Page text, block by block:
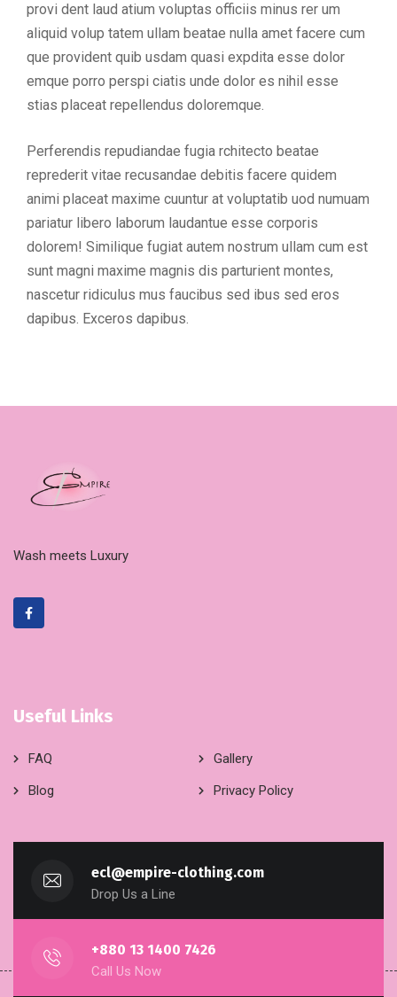
provi dent laud atium voluptas officiis minus rer um
aliquid volup tatem ullam beatae nulla amet facere cum
que provident quib usdam quasi expdita esse dolor
emque porro perspi ciatis unde dolor es nihil esse
stias placeat repellendus doloremque.
Perferendis repudiandae fugia rchitecto beatae
reprederit vitae recusandae debitis facere quidem
animi placeat maxime cuuntur at voluptatib uod numuam
pariatur libero laborum laudantue esse corporis
dolorem! Similique fugiat autem nostrum ullam cum est
sunt magni maxime magnis dis parturient montes,
nascetur ridiculus mus faucibus sed ibus sed eros
dapibus. Exceros dapibus.
Wash meets Luxury
Useful Links
FAQ
Gallery
Blog
Privacy Policy
ecl@empire-clothing.com
Drop Us a Line
+880 13 1400 7426
Call Us Now